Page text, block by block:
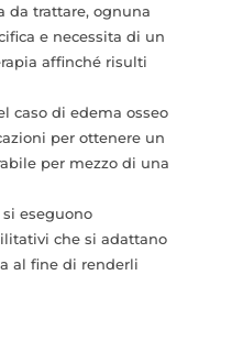
da trattare, ognuna
e necessita di un
affinché risulti
caso di edema osseo
per ottenere un
per mezzo di una
eseguono
che si adattano
al fine di renderli